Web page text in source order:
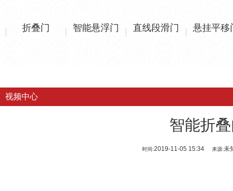
折叠门 智能悬浮门 直线段滑门 悬挂平移
视频中心
智能折
时间:2019-11-05 15:34 来源:未